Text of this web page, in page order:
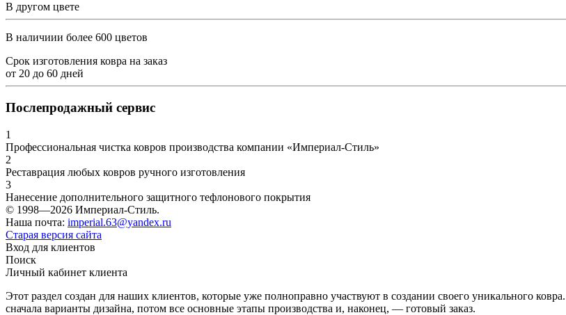
В другом цвете
В наличиии более 600 цветов
Срок изготовления ковра на заказ
от 20 до 60 дней
Послепродажный сервис
1
Профессиональная чистка ковров производства компании «Империал-Стиль»
2
Реставрация любых ковров ручного изготовления
3
Нанесение дополнительного защитного тефлонового покрытия
© 1998—2026 Империал-Стиль.
Наша почта: imperial.63@yandex.ru
Старая версия сайта
Вход для клиентов
Поиск
Личный кабинет клиента
Этот раздел создан для наших клиентов, которые уже полноправно участвуют в создании своего уникального
сначала варианты дизайна, потом все основные этапы производства и, наконец, — готовый заказ.